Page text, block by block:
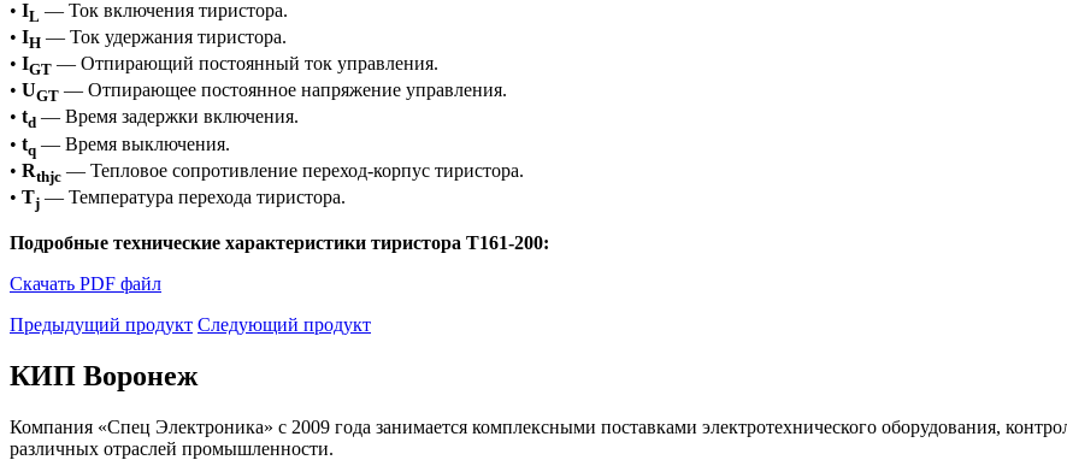
• IL — Ток включения тиристора.
• IH — Ток удержания тиристора.
• IGT — Отпирающий постоянный ток управления.
• UGT — Отпирающее постоянное напряжение управления.
• td — Время задержки включения.
• tq — Время выключения.
• Rthjc — Тепловое сопротивление переход-корпус тиристора.
• Tj — Температура перехода тиристора.
Подробные технические характеристики тиристора Т161-200:
Скачать PDF файл
Предыдущий продукт Следующий продукт
КИП Воронеж
Компания «Спец Электроника» c 2009 года занимается комплексными поставками электротехнического оборудования,
различных отраслей промышленности.